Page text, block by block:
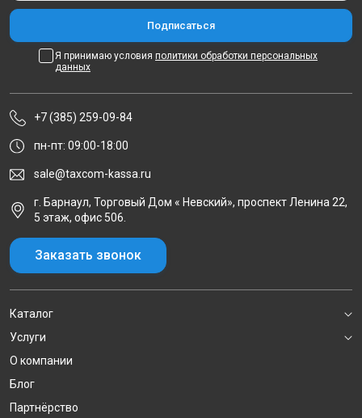
Я принимаю условия политики обработки персональных
данных
+7 (385) 259-09-84
пн-пт: 09:00-18:00
sale@taxcom-kassa.ru
г. Барнаул, Торговый Дом « Невский», проспект Ленина 22,
5 этаж, офис 506.
Заказать звонок
Каталог
Услуги
О компании
Блог
Партнёрство